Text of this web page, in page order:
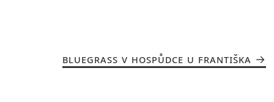
BLUEGRASS V HOSPŮDCE U FRANTIŠKA